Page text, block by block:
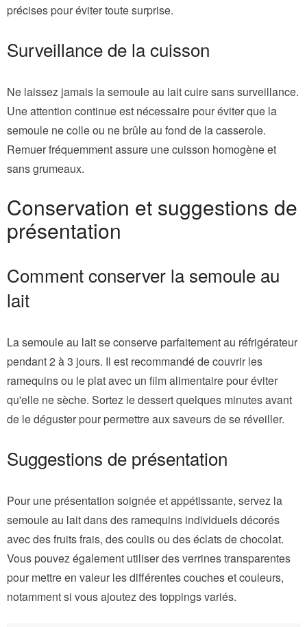
précises pour éviter toute surprise.
Surveillance de la cuisson
Ne laissez jamais la semoule au lait cuire sans surveillance.
Une attention continue est nécessaire pour éviter que la
semoule ne colle ou ne brûle au fond de la casserole.
Remuer fréquemment assure une cuisson homogène et
sans grumeaux.
Conservation et suggestions de
présentation
Comment conserver la semoule au
lait
La semoule au lait se conserve parfaitement au réfrigérateur
pendant 2 à 3 jours. Il est recommandé de couvrir les
ramequins ou le plat avec un film alimentaire pour éviter
qu'elle ne sèche. Sortez le dessert quelques minutes avant
de le déguster pour permettre aux saveurs de se réveiller.
Suggestions de présentation
Pour une présentation soignée et appétissante, servez la
semoule au lait dans des ramequins individuels décorés
avec des fruits frais, des coulis ou des éclats de chocolat.
Vous pouvez également utiliser des verrines transparentes
pour mettre en valeur les différentes couches et couleurs,
notamment si vous ajoutez des toppings variés.